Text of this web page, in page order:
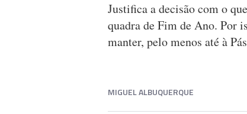
Justifica a decisão com o
quadra de Fim de Ano. Por
manter, pelo menos até à
MIGUEL ALBUQUERQUE